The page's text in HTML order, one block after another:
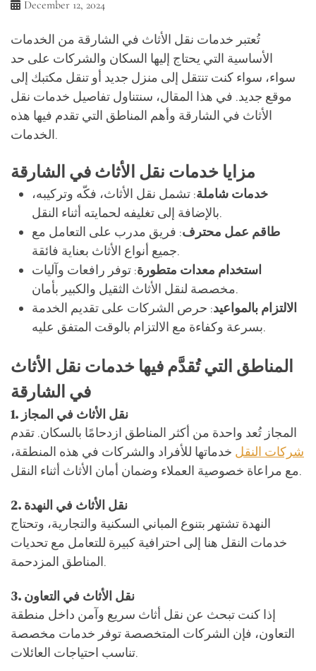
December 12, 2024
تُعتبر خدمات نقل الأثاث في الشارقة من الخدمات
الأساسية التي يحتاج إليها السكان والشركات على حد
سواء، سواء كنت تنتقل إلى منزل جديد أو تنقل مكتبك إلى
موقع جديد. في هذا المقال، سنتناول تفاصيل خدمات نقل
الأثاث في الشارقة وأهم المناطق التي تقدم فيها هذه
الخدمات.
مزايا خدمات نقل الأثاث في الشارقة
خدمات شاملة: تشمل نقل الأثاث، فكّه وتركيبه،
بالإضافة إلى تغليفه لحمايته أثناء النقل.
طاقم عمل محترف: فريق مدرب على التعامل مع
جميع أنواع الأثاث بعناية فائقة.
استخدام معدات متطورة: توفر رافعات وآليات
مخصصة لنقل الأثاث الثقيل والكبير بأمان.
الالتزام بالمواعيد: حرص الشركات على تقديم الخدمة
بسرعة وكفاءة مع الالتزام بالوقت المتفق عليه.
المناطق التي تُقدَّم فيها خدمات نقل الأثاث
في الشارقة
1. نقل الأثاث في المجاز
المجاز تُعد واحدة من أكثر المناطق ازدحامًا بالسكان. تقدم
شركات النقل خدماتها للأفراد والشركات في هذه المنطقة،
مع مراعاة خصوصية العملاء وضمان أمان الأثاث أثناء النقل.
2. نقل الأثاث في النهدة
النهدة تشتهر بتنوع المباني السكنية والتجارية، وتحتاج
خدمات النقل هنا إلى احترافية كبيرة للتعامل مع تحديات
المناطق المزدحمة.
3. نقل الأثاث في التعاون
إذا كنت تبحث عن نقل أثاث سريع وآمن داخل منطقة
التعاون، فإن الشركات المتخصصة توفر خدمات مخصصة
تناسب احتياجات العائلات.